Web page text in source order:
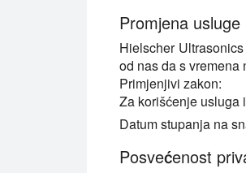
Promjena
Hielscher
od nas da s
Primjenjivi zakon:
Za korišćenje usluga
Datum stupanja na
Posvećenost